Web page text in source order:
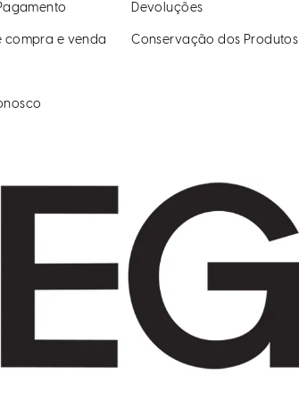
compra e venda
Devoluções
Conservação dos Produtos